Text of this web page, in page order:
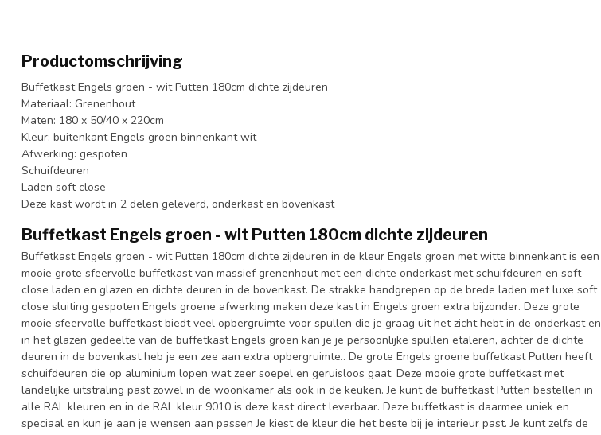
Productomschrijving
Buffetkast Engels groen - wit Putten 180cm dichte zijdeuren
Materiaal: Grenenhout
Maten: 180 x 50/40 x 220cm
Kleur: buitenkant Engels groen binnenkant wit
Afwerking: gespoten
Schuifdeuren
Laden soft close
Deze kast wordt in 2 delen geleverd, onderkast en bovenkast
Buffetkast Engels groen - wit Putten 180cm dichte zijdeuren
Buffetkast Engels groen - wit Putten 180cm dichte zijdeuren in de kleur Engels groen met witte binnenkant is een
mooie grote sfeervolle buffetkast van massief grenenhout met een dichte onderkast met schuifdeuren en soft
close laden en glazen en dichte deuren in de bovenkast. De strakke handgrepen op de brede laden met luxe soft
close sluiting gespoten Engels groene afwerking maken deze kast in Engels groen extra bijzonder. Deze grote
mooie sfeervolle buffetkast biedt veel opbergruimte voor spullen die je graag uit het zicht hebt in de onderkast en
in het glazen gedeelte van de buffetkast Engels groen kan je je persoonlijke spullen etaleren, achter de dichte
deuren in de bovenkast heb je een zee aan extra opbergruimte.. De grote Engels groene buffetkast Putten heeft
schuifdeuren die op aluminium lopen wat zeer soepel en geruisloos gaat. Deze mooie grote buffetkast met
landelijke uitstraling past zowel in de woonkamer als ook in de keuken. Je kunt de buffetkast Putten bestellen in
alle RAL kleuren en in de RAL kleur 9010 is deze kast direct leverbaar. Deze buffetkast is daarmee uniek en
speciaal en kun je aan je wensen aan passen Je kiest de kleur die het beste bij je interieur past. Je kunt zelfs de